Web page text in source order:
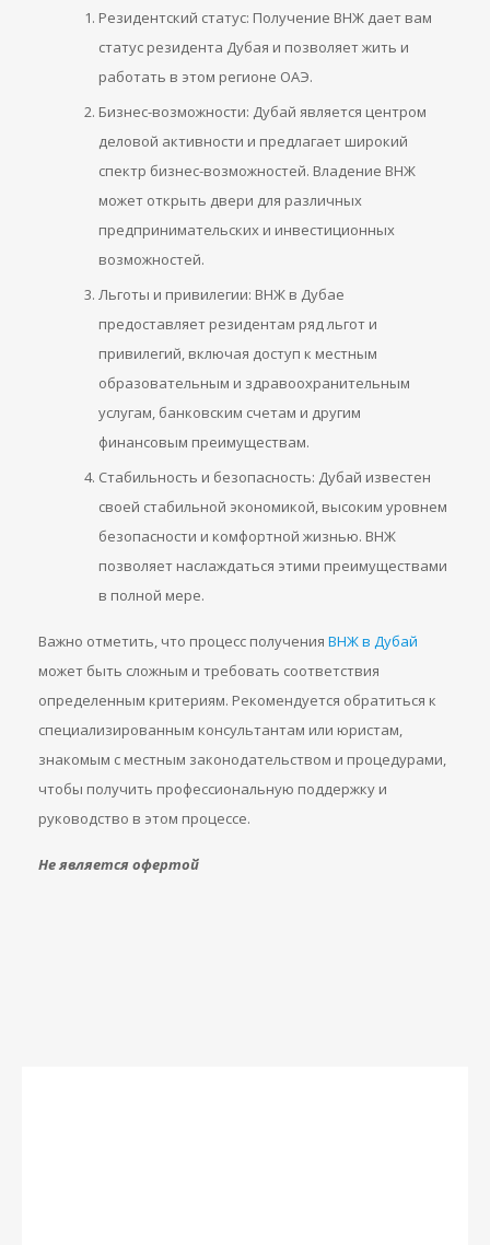
Резидентский статус: Получение ВНЖ дает вам
статус резидента Дубая и позволяет жить и
работать в этом регионе ОАЭ.
Бизнес-возможности: Дубай является центром
деловой активности и предлагает широкий
спектр бизнес-возможностей. Владение ВНЖ
может открыть двери для различных
предпринимательских и инвестиционных
возможностей.
Льготы и привилегии: ВНЖ в Дубае
предоставляет резидентам ряд льгот и
привилегий, включая доступ к местным
образовательным и здравоохранительным
услугам, банковским счетам и другим
финансовым преимуществам.
Стабильность и безопасность: Дубай известен
своей стабильной экономикой, высоким уровнем
безопасности и комфортной жизнью. ВНЖ
позволяет наслаждаться этими преимуществами
в полной мере.
Важно отметить, что процесс получения ВНЖ в Дубай
может быть сложным и требовать соответствия
определенным критериям. Рекомендуется обратиться к
специализированным консультантам или юристам,
знакомым с местным законодательством и процедурами,
чтобы получить профессиональную поддержку и
руководство в этом процессе.
Не является офертой